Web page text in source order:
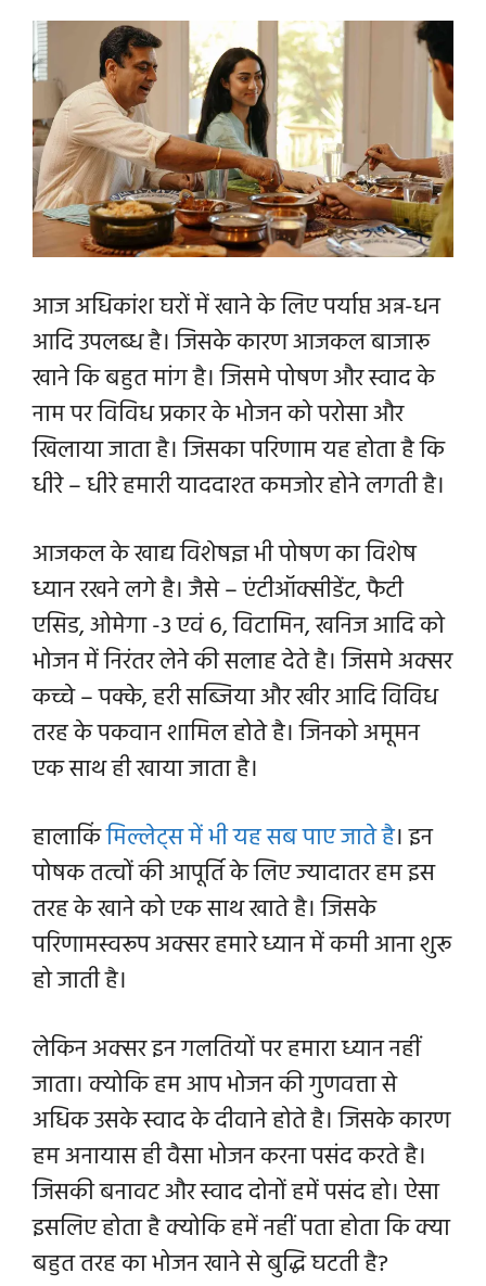
आज अधिकांश घरों में खाने के लिए पर्याप्त अन्न-धन
आदि उपलब्ध है। जिसके कारण आजकल बाजारू
खाने कि बहुत मांग है। जिसमे पोषण और स्वाद के
नाम पर विविध प्रकार के भोजन को परोसा और
खिलाया जाता है। जिसका परिणाम यह होता है कि
धीरे – धीरे हमारीयाददाश्त कमजोर होने लगती है।
आजकल के खाद्य विशेषज्ञ भी पोषण का विशेष
ध्यान रखने लगे है। जैसे – एंटीऑक्सीडेंट, फैटी
एसिड, ओमेगा -3 एवं 6, विटामिन, खनिज आदि को
भोजन में निरंतर लेने की सलाह देते है। जिसमे अक्सर
कच्चे – पक्के, हरी सब्जिया और खीर आदि विविध
तरह के पकवान शामिल होते है। जिनको अमूमन
एक साथ ही खाया जाता है।
हालाकिंमिल्लेट्स में भी यह सब पाए जाते है। इन
पोषक तत्वों की आपूर्ति के लिए ज्यादातर हम इस
तरह के खाने को एक साथ खाते है। जिसके
परिणामस्वरूप अक्सर हमारे ध्यान में कमी आना शुरू
हो जाती है।
लेकिन अक्सर इन गलतियों पर हमारा ध्यान नहीं
जाता। क्योकि हम आप भोजन की गुणवत्ता से
अधिक उसके स्वाद के दीवाने होते है। जिसके कारण
हम अनायास ही वैसा भोजन करना पसंद करते है।
जिसकी बनावट और स्वाद दोनों हमें पसंद हो। ऐसा
इसलिए होता है क्योकि हमें नहीं पता होता कि क्या
बहुत तरह का भोजन खाने से बुद्धि घटती है?